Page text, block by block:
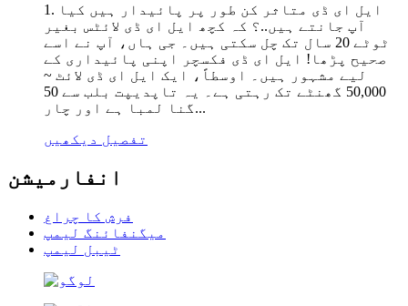
1. ایل ای ڈی متاثر کن طور پر پائیدار ہیں کیا
آپ جانتے ہیں..؟ کہ کچھ ایل ای ڈی لائٹس بغیر
ٹوٹے 20 سال تک چل سکتی ہیں۔ جی ہاں، آپ نے اسے
صحیح پڑھا! ایل ای ڈی فکسچر اپنی پائیداری کے
لیے مشہور ہیں۔ اوسطاً، ایک ایل ای ڈی لائٹ ~
50,000 گھنٹے تک رہتی ہے۔ یہ تاپدیپت بلب سے 50
گنا لمبا ہے اور چار...
تفصیل دیکھیں
انفارمیشن
فرش کا چراغ
میگنفائنگ لیمپ
ٹیبل لیمپ